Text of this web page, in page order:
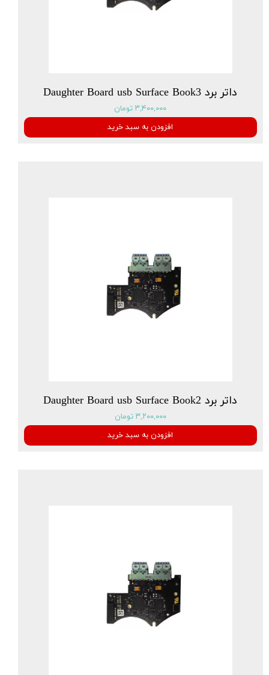
داتر برد Daughter Board usb Surface Book3
۳,۴۰۰,۰۰۰ تومان
افزودن به سبد خرید
داتر برد Daughter Board usb Surface Book2
۳,۲۰۰,۰۰۰ تومان
افزودن به سبد خرید